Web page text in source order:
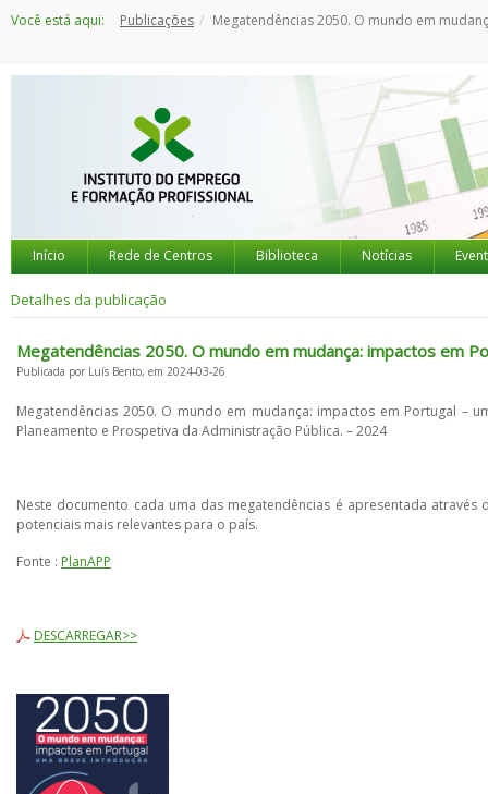
paraVocê está aqui: Publicações Megatendências 2050. O mundo em mudança: impactos em Portugal - uma breve
Início Rede de Centros Biblioteca Notícias
Detalhes da publicação
Megatendências 2050. O mundo em mudança: impactos em
Publicada por Luís Bento, em 2024-03-26
Megatendências 2050. O mundo em mudança: impactos em Portugal –
Planeamento e Prospetiva da Administração Pública. – 2024
Neste documento cada uma das megatendências é apresentada
potenciais mais relevantes para o país.
Fonte : PlanAPP
DESCARREGAR>>